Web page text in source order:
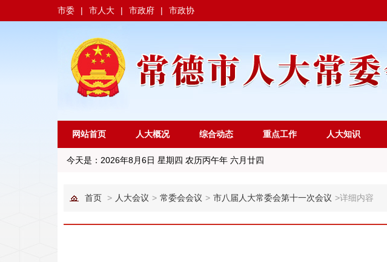
市委 | 市人大 | 市政府 | 市政协
网站首页 人大概况 综合动态 重点工作 人大知识
今天是： 2026年8月6日 星期四 农历丙午年 六月廿四
首页 > 人大会议 > 常委会会议 > 市八届人大常委会第十一次会议 >详细内容